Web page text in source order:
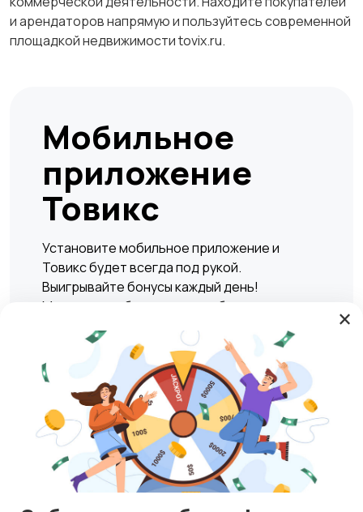
и арендаторов напрямую и пользуйтесь современной
площадкой недвижимости tovix.ru.
Мобильное
приложение
Товикс
Установите мобильное приложение и
Товикс будет всегда под рукой.
Выигрывайте бонусы каждый день!
Мгновенно и безопасно подбирать жилье,
сделки по покупке или продаже любых
товаров и услуг в любое удобное время.
Play Market RuStore
Магазины Блог
О нас
×